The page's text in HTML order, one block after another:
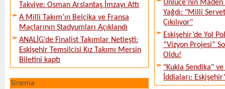
Takviye: Osman Arslantaş İmzayı Attı
A Millî Takım’ın Belçika ve Fransa
Maçlarının Stadyumları Açıklandı
ANALİG’de Finalist Takımlar Netleşti:
Eskişehir Temsilcisi Kız Takımı Mersin
Biletini kaptı
Sinema
Ünlüce’nin Maden
Yağdı: "Milli
Çıkılıyor"
Eskişehir’de Yol
“Vizyon Projesi”
Oldu!
"Kukla Sendika"
İddiaları: